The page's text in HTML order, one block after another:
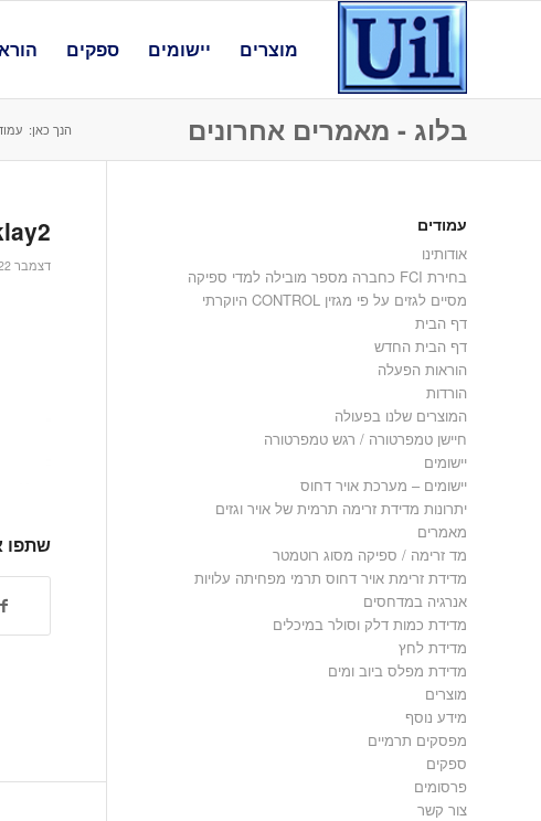
מוצרים יישומים ספקים
בלוג - מאמרים אחרונים הנך כאן:
דצמבר 22, 2020
שתפו
עמודים
אודותינו
בחירת FCI כחברה מספר מובילה למדי ספיקה
מסיים לגזים על פי מגזין CONTROL היוקרתי
דף הבית
דף הבית החדש
הוראות הפעלה
הורדות
המוצרים שלנו בפעולה
חיישן טמפרטורה / רגש טמפרטורה
יישומים
יישומים – מערכת אויר דחוס
יתרונות מדידת זרימה תרמית של אויר וגזים
מאמרים
מד זרימה / ספיקה מסוג רוטמטר
מדידת זרימת אויר דחוס תרמי מפחיתה עלויות
אנרגיה במדחסים
מדידת כמות דלק וסולר במיכלים
מדידת לחץ
מדידת מפלס ביוב ומים
מוצרים
מידע נוסף
מפסקים תרמיים
ספקים
פרסומים
צור קשר